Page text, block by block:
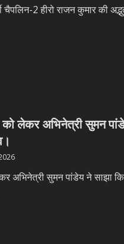
2 हीरो राजन कुमार की
को लेकर अभिनेत्री सुमन
अभिनेत्री सुमन पांडेय ने साझा